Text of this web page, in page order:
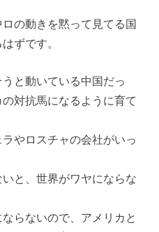
の動きを黙って見てる国
ずです。
と動いている中国だっ
対抗馬になるように育て
やロスチャの会社がいっ
と、世界がワヤにならな
らないので、アメリカと